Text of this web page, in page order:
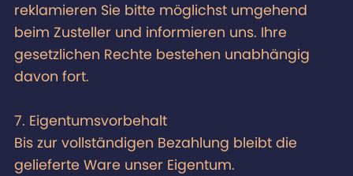
reklamieren Sie bitte möglichst umgehend
beim Zusteller und informieren uns. Ihre
gesetzlichen Rechte bestehen unabhängig
davon fort.
7. Eigentumsvorbehalt
Bis zur vollständigen Bezahlung bleibt die
gelieferte Ware unser Eigentum.